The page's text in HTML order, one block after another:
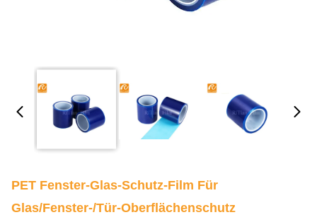
PET Fenster-Glas-Schutz-Film Für
Glas/Fenster-/Tür-Oberflächenschutz